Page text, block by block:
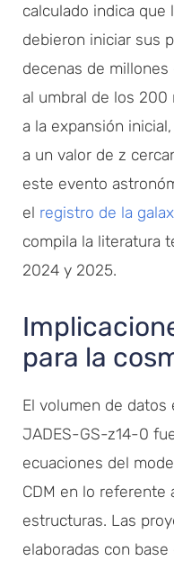
calculado indica que
debieron iniciar sus
decenas de
al umbral de los 200
a la expansión
a un valor de z
este evento
el registro de la
compila la literatura
2024 y 2025.
para la
El volumen de
JADES-GS-z14-0
ecuaciones del
CDM en lo referente
estructuras. Las
elaboradas con